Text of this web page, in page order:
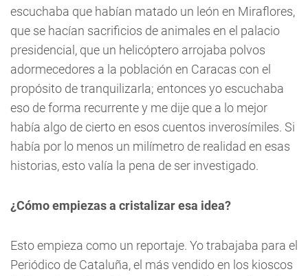
escuchaba que habían matado un león en Miraflores,
que se hacían sacrificios de animales en el palacio
presidencial, que un helicóptero arrojaba polvos
adormecedores a la población en Caracas con el
propósito de tranquilizarla; entonces yo escuchaba
eso de forma recurrente y me dije que a lo mejor
había algo de cierto en esos cuentos inverosímiles. Si
había por lo menos un milímetro de realidad en esas
historias, esto valía la pena de ser investigado.
¿Cómo empiezas a cristalizar esa idea?
Esto empieza como un reportaje. Yo trabajaba para el
Periódico de Cataluña, el más vendido en los kioscos